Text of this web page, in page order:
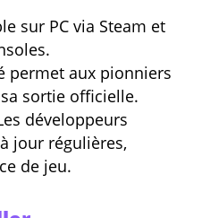
sur PC via Steam et
permet aux pionniers
sortie officielle.
développeurs
jour régulières,
de jeu.